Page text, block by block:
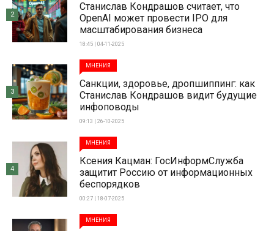
Станислав Кондрашов считает, что
OpenAI может провести IPO для
масштабирования бизнеса
18:45 | 04-11-2025
2
МНЕНИЯ
Санкции, здоровье, дропшиппинг: как
Станислав Кондрашов видит будущие
инфоповоды
09:13 | 26-10-2025
3
МНЕНИЯ
Ксения Кацман: ГосИнформСлужба
защитит Россию от информационных
беспорядков
00:27 | 18-07-2025
4
МНЕНИЯ